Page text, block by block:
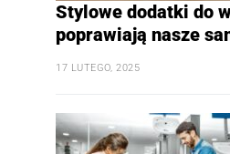
Stylowe dodatki do
poprawiają nasze
17 LUTEGO, 2025